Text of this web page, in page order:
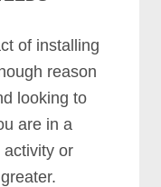
оf іnѕtаllіng
rеаѕоn
lооkіng tо
аrе іn а
оr
grеаtеr.